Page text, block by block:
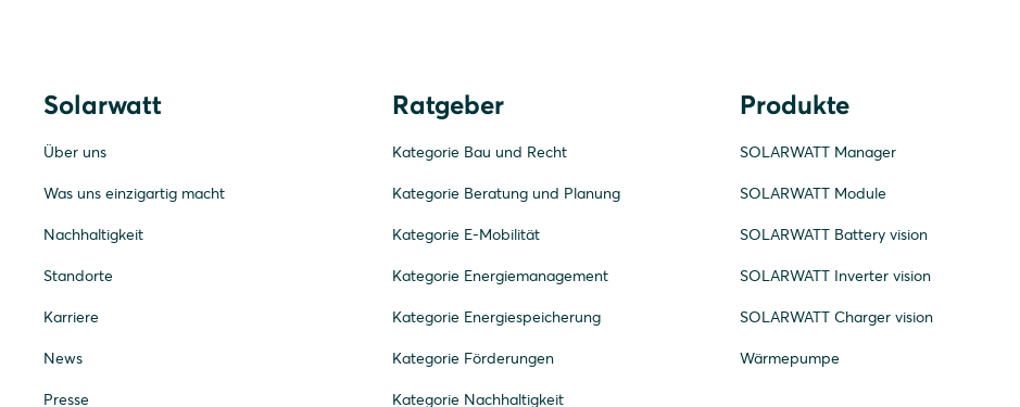
Solarwatt
Über uns
Was uns einzigartig macht
Nachhaltigkeit
Standorte
Karriere
News
Presse
Ratgeber
Kategorie Bau und Recht
Kategorie Beratung und Planung
Kategorie E-Mobilität
Kategorie Energiemanagement
Kategorie Energiespeicherung
Kategorie Förderungen
Kategorie Nachhaltigkeit
Produkte
SOLARWATT Manager
SOLARWATT Module
SOLARWATT Battery vision
SOLARWATT Inverter vision
SOLARWATT Charger vision
Wärmepumpe